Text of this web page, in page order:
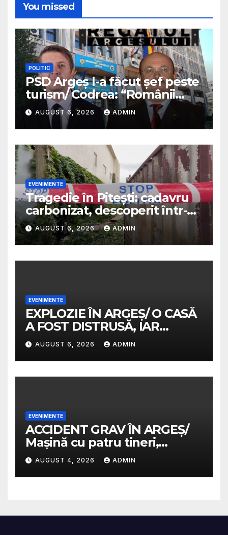
You missed
POLITIC
PSD Argeș l-a făcut șef peste
turism/ Codrea: “Românii
sunt niște cretini ordinari”/ Va
fi plătit cu bani mulți/
Predescu avertiza în 2025 că
PSD va transforma funcția
într-o sinecură de partid
AUGUST 6, 2026 ADMIN
EVENIMENTE
Tragedie în Pitești: cadavru
carbonizat, descoperit într-o
casă abandonată
AUGUST 6, 2026 ADMIN
EVENIMENTE
EXPLOZIE ÎN ARGEȘ/ O CASĂ
A FOST DISTRUSĂ, IAR
PROPRIETARA A SUFERIT
ARSURI GRAVE
AUGUST 6, 2026 ADMIN
EVENIMENTE
ACCIDENT GRAV ÎN ARGEȘ/
Mașină cu patru tineri,
răsturnată pe un câmp la
Micești/ Doi sunt în stare
gravă
AUGUST 4, 2026 ADMIN